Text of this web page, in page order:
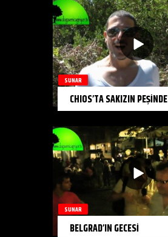
SUNAR
CHIOS’TA SAKIZIN PEŞİNDE
SUNAR
BELGRAD’IN GECESİ